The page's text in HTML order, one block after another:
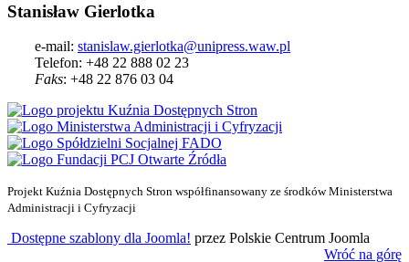
Stanisław Gierlotka
e-mail: stanislaw.gierlotka@unipress.waw.pl
Telefon: +48 22 888 02 23
Faks: +48 22 876 03 04
Projekt Kuźnia Dostępnych Stron współfinansowany ze środków Ministerstwa
Administracji i Cyfryzacji
Dostępne szablony dla Joomla! przez Polskie Centrum Joomla
Wróć na górę